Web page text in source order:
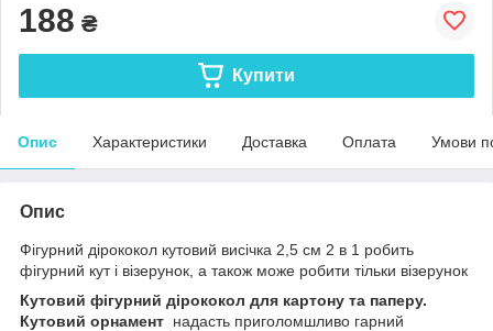
188 ₴
Купити
Опис Характеристики Доставка Оплата Умови
Опис
Фігурний дірококол кутовий висічка 2,5 см 2 в 1 робить
фігурний кут і візерунок, а також може робити тільки візерунок
Кутовий фігурний дірококол для картону та паперу.
Кутовий орнамент надасть приголомшливо гарний